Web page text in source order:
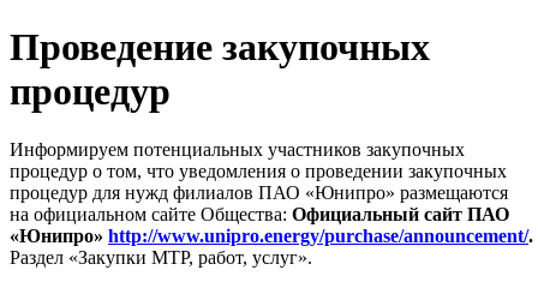
Проведение закупочных
процедур
Информируем потенциальных участников закупочных
процедур о том, что уведомления о проведении закупочных
процедур для нужд филиалов ПАО «Юнипро» размещаются
на официальном сайте Общества: Официальный сайт ПАО
«Юнипро» http://www.unipro.energy/purchase/announcement/.
Раздел «Закупки МТР, работ, услуг».